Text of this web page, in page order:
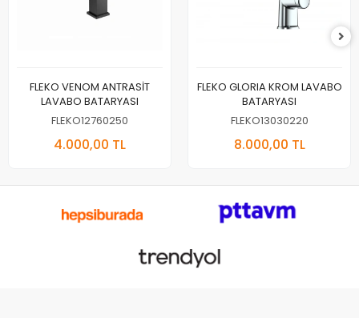
FLEKO VENOM ANTRASİT
LAVABO BATARYASI
FLEKO12760250
4.000,00 TL
FLEKO GLORIA KROM LAVABO
BATARYASI
FLEKO13030220
8.000,00 TL